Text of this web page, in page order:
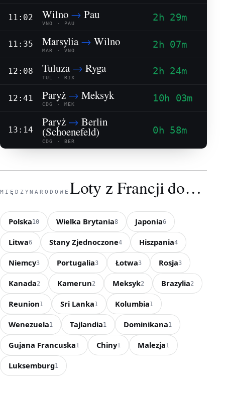
11:02 Wilno → Pau
VNO · PAU
2h 29m
11:35 Marsylia → Wilno
MAR · VNO
2h 07m
12:08 Tuluza → Ryga
TUL · RIX
2h 24m
12:41 Paryż → Meksyk
CDG · MEK
10h 03m
13:14
Paryż → Berlin
(Schoenefeld)
CDG · BER
0h 58m
MIĘDZYNARODOWE Loty z Francji do…
Polska10 Wielka Brytania8 Japonia6
Litwa6 Stany Zjednoczone4 Hiszpania4
Niemcy3 Portugalia3 Łotwa3 Rosja3
Kanada2 Kamerun2 Meksyk2 Brazylia2
Reunion1 Sri Lanka1 Kolumbia1
Wenezuela1 Tajlandia1 Dominikana1
Gujana Francuska1 Chiny1 Malezja1
Luksemburg1